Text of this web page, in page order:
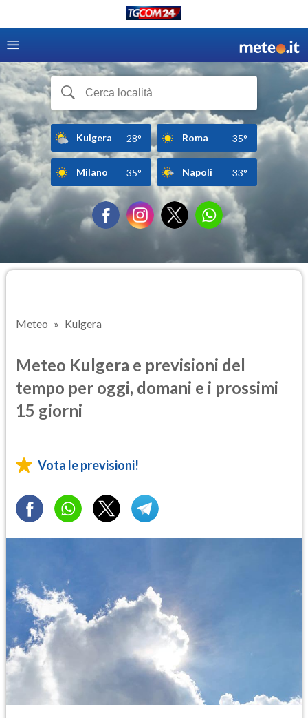
Kulgera 28° Roma 35°
Milano 35° Napoli 33°
Meteo Kulgera
Meteo Kulgera e previsioni del
tempo per oggi, domani e i prossimi
15 giorni
Vota le previsioni!